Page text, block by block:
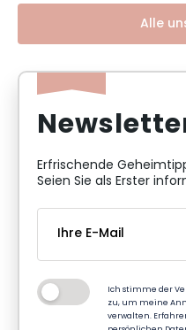
Alle
Erfrischende
Seien Sie als Erster
Ich stimme der
zu, um meine
verwalten.